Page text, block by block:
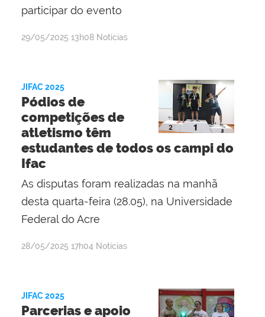
participar do evento
por
publicado
29/05/2025 13h08 Notícias
JIFAC 2025
Pódios de
competições de
atletismo têm
estudantes de todos os campi do
Ifac
As disputas foram realizadas na manhã
desta quarta-feira (28.05), na Universidade
Federal do Acre
por
publicado
28/05/2025 17h04 Notícias
JIFAC 2025
Parcerias e apoio